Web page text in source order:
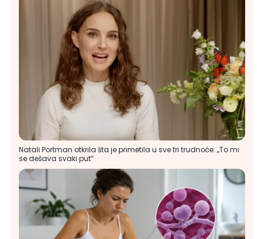
Natali Portman otkrila šta je primetila u sve tri trudnoće: „To mi
se dešava svaki put“